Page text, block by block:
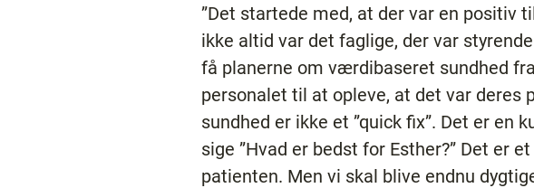
”Det startede med, at der var en positiv
ikke altid var det faglige, der var
få planerne om værdibaseret sundhed
personalet til at opleve, at det var
sundhed er ikke et ”quick fix”. Det er
sige ”Hvad er bedst for Esther?” Det er
patienten. Men vi skal blive endnu